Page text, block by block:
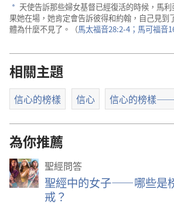
a 天使告訴那些婦女基督已經復活的時候，馬
果她在場，她肯定會告訴彼得和約翰，自己見到
體為什麼不見了。（馬太福音28:2-4； 馬可福音
相關主題
信心的榜樣 信心 信心的榜樣
為你推薦
聖經問答
聖經中的女子——哪些是
戒？